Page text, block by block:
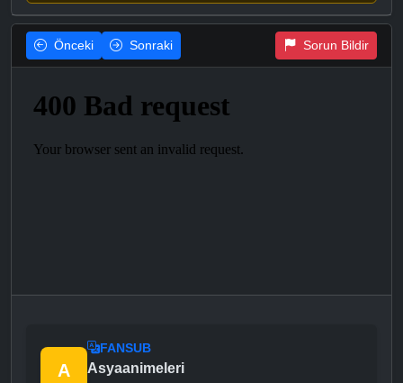
Önceki Sonraki Sorun Bildir
A
FANSUB
Asyaanimeleri